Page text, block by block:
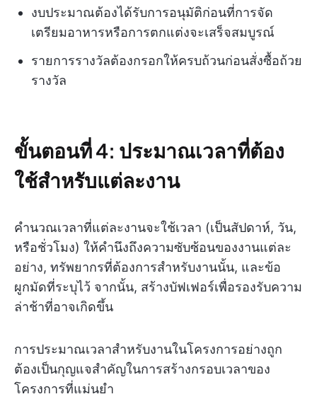
งบประมาณต้องได้รับการอนุมัติก่อนที่การจัด
เตรียมอาหารหรือการตกแต่งจะเสร็จสมบูรณ์
รายการรางวัลต้องกรอกให้ครบถ้วนก่อนสั่งซื้อถ้วย
รางวัล
ขั้นตอนที่ 4: ประมาณเวลาที่ต้อง
ใช้สำหรับแต่ละงาน
คำนวณเวลาที่แต่ละงานจะใช้เวลา (เป็นสัปดาห์, วัน,
หรือชั่วโมง) ให้คำนึงถึงความซับซ้อนของงานแต่ละ
อย่าง, ทรัพยากรที่ต้องการสำหรับงานนั้น, และข้อ
ผูกมัดที่ระบุไว้ จากนั้น, สร้างบัฟเฟอร์เพื่อรองรับความ
ล่าช้าที่อาจเกิดขึ้น
การประมาณเวลาสำหรับงานในโครงการอย่างถูก
ต้องเป็นกุญแจสำคัญในการสร้างกรอบเวลาของ
โครงการที่แม่นยำ